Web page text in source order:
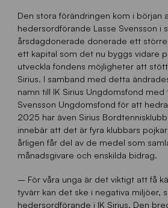
Den stora förändringen kom i början
hedersordförande Lasse Svensson i
årsdagdonerade donerade ett
ett kapital som det nu byggs vidare
utveckla fondens möjligheter att
Sirius. I samband med detta
namn till IK Sirius Ungdomsfond med
Svensson Ungdomsfond för att
2025 har även Sirius
innebär att det är fyra klubbars
årligen får del av de medel som
månadsgivare och enskilda bidrag.
– För våra unga är det viktigt att få
tyvärr kan det ske i negativa miljöer,
hedersordförande i IK Sirius. Den